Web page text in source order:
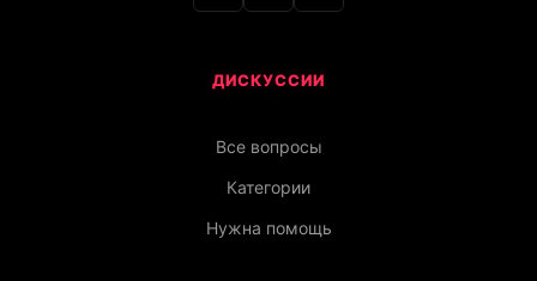
ДИСКУССИИ
Все вопросы
Категории
Нужна помощь